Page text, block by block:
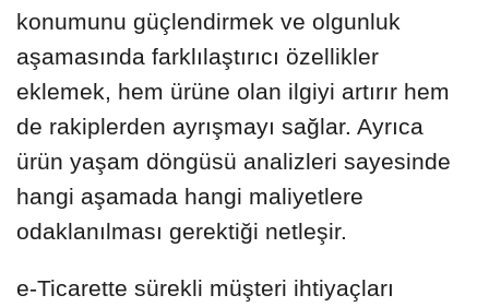
konumunu güçlendirmek ve olgunluk
aşamasında farklılaştırıcı özellikler
eklemek, hem ürüne olan ilgiyi artırır hem
de rakiplerden ayrışmayı sağlar. Ayrıca
ürün yaşam döngüsü analizleri sayesinde
hangi aşamada hangi maliyetlere
odaklanılması gerektiği netleşir.
e-Ticarette sürekli müşteri ihtiyaçları